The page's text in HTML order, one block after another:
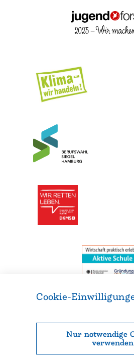
Cookie-
Nur notwendige
verwenden
Weitere Gymnasium
21149